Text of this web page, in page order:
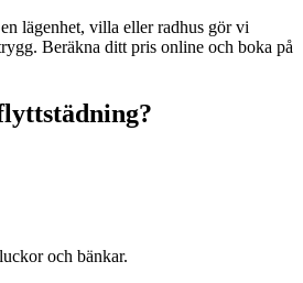
lägenhet, villa eller radhus gör vi
Beräkna ditt pris online och boka på
och bänkar.